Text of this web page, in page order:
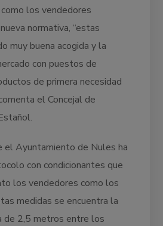
los vendedores
normativa, “estas
muy buena acogida y la
con puestos de
de primera necesidad
el Concejal de
el Ayuntamiento de Nules ha
con condicionantes que
los vendedores como los
medidas se encuentra la
de 2,5 metros entre los